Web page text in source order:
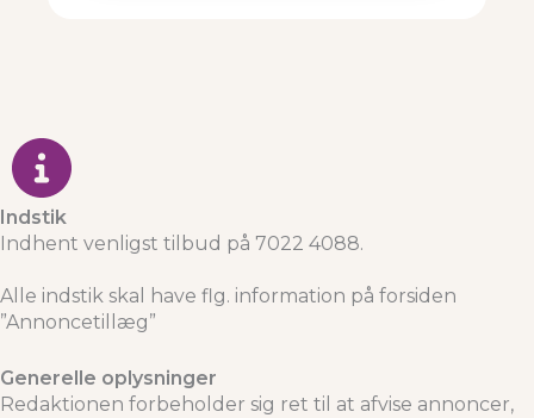
Indstik
Indhent venligst tilbud på 7022 4088.
Alle indstik skal have flg. information på forsiden
”Annoncetillæg”
Generelle oplysninger
Redaktionen forbeholder sig ret til at afvise annoncer,